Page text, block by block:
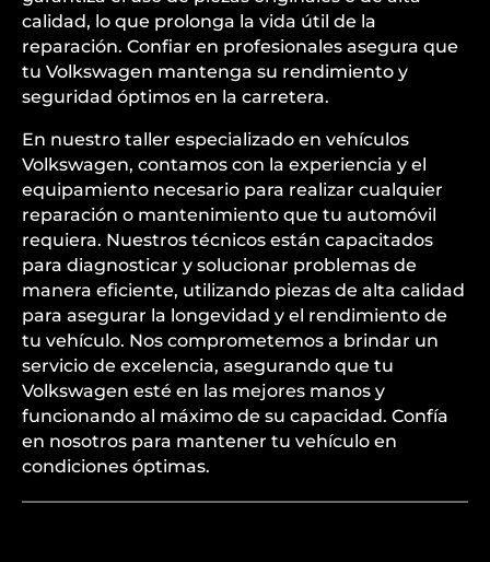
calidad, lo que prolonga la vida útil de la
reparación. Confiar en profesionales asegura que
tu Volkswagen mantenga su rendimiento y
seguridad óptimos en la carretera.
En nuestro taller especializado en vehículos
Volkswagen, contamos con la experiencia y el
equipamiento necesario para realizar cualquier
reparación o mantenimiento que tu automóvil
requiera. Nuestros técnicos están capacitados
para diagnosticar y solucionar problemas de
manera eficiente, utilizando piezas de alta calidad
para asegurar la longevidad y el rendimiento de
tu vehículo. Nos comprometemos a brindar un
servicio de excelencia, asegurando que tu
Volkswagen esté en las mejores manos y
funcionando al máximo de su capacidad. Confía
en nosotros para mantener tu vehículo en
condiciones óptimas.